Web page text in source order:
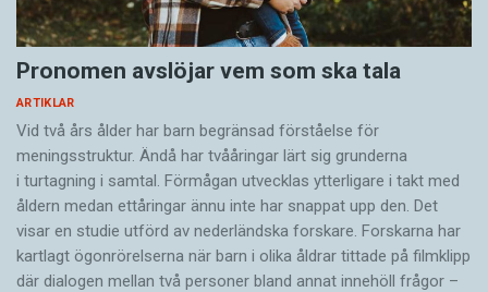
Pronomen avslöjar vem som ska tala
ARTIKLAR
Vid två års ålder har barn begränsad förståelse för
meningsstruktur. Ändå har tvååringar lärt sig grunderna
i turtagning i samtal. Förmågan utvecklas ytterligare i takt med
åldern medan ettåringar ännu inte har snappat upp den. Det
visar en studie utförd av nederländska forskare. Forskarna har
kartlagt ögonrörelserna när barn i olika åldrar tittade på filmklipp
där dialogen mellan två personer bland annat innehöll frågor –